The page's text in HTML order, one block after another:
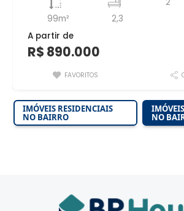
99m² 2,3
A partir de
R$ 890.000
FAVORITOS
IMÓVEIS RESIDENCIAIS
NO BAIRRO NO